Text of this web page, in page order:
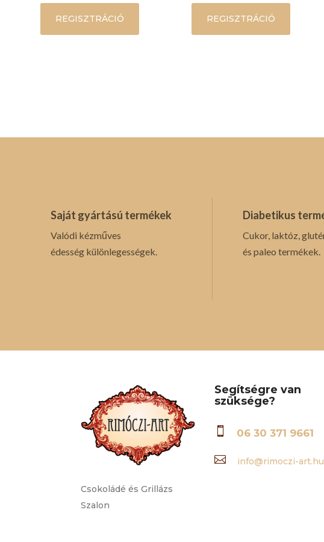
REGISZTRÁCIÓ REGISZTRÁCIÓ
Saját gyártású termékek
Valódi kézműves
édesség különlegességek.
Diabetikus
Cukor, laktóz,
és paleo termékek.
Csokoládé és Grillázs
Szalon
Segítségre van
szüksége?
 06 30 371 9661
 info@rimoczi-art.hu